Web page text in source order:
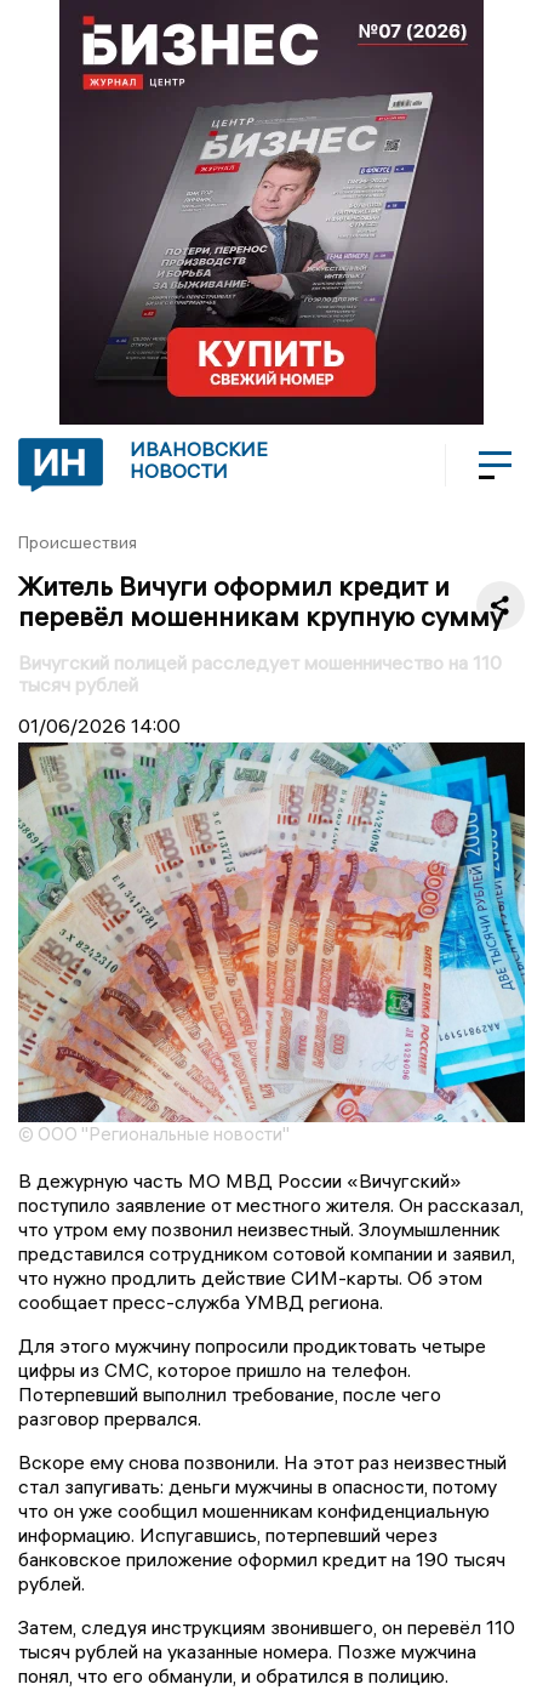
ИВАНОВСКИЕ
НОВОСТИ
Происшествия
Житель Вичуги оформил кредит и
перевёл мошенникам крупную сумму
Вичугский полицей расследует мошенничество на 110
тысяч рублей
01/06/2026 14:00
© ООО "Региональные новости"
В дежурную часть МО МВД России «Вичугский»
поступило заявление от местного жителя. Он рассказал,
что утром ему позвонил неизвестный. Злоумышленник
представился сотрудником сотовой компании и заявил,
что нужно продлить действие СИМ-карты. Об этом
сообщает пресс-служба УМВД региона.
Для этого мужчину попросили продиктовать четыре
цифры из СМС, которое пришло на телефон.
Потерпевший выполнил требование, после чего
разговор прервался.
Вскоре ему снова позвонили. На этот раз неизвестный
стал запугивать: деньги мужчины в опасности, потому
что он уже сообщил мошенникам конфиденциальную
информацию. Испугавшись, потерпевший через
банковское приложение оформил кредит на 190 тысяч
рублей.
Затем, следуя инструкциям звонившего, он перевёл 110
тысяч рублей на указанные номера. Позже мужчина
понял, что его обманули, и обратился в полицию.